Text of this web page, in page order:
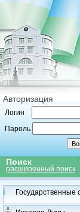
Авторизация
Логин
Пароль
Поиск
расширенный поиск